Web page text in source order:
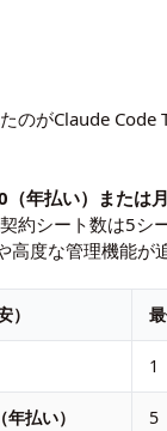
のがClaude
年払い）または
約シート数は5
度な管理機能が
）
1
払い）
5